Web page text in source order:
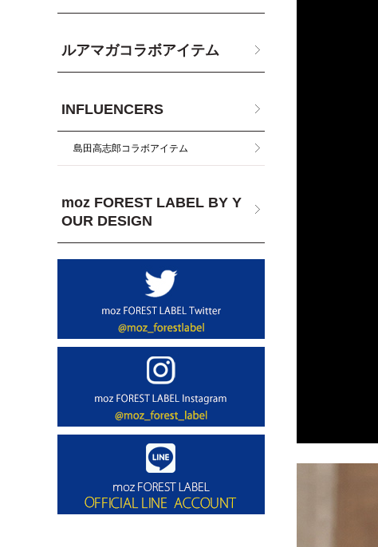
ルアマガコラボアイテム
INFLUENCERS
島田高志郎コラボアイテム
moz FOREST LABEL BY Y
OUR DESIGN